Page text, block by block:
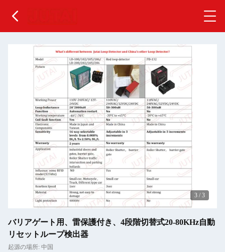
3 / 3
バリアゲート用、雷保護付き、4段階切替式20-80KHz自動
リセットループ検出器
起源の場所: 中国